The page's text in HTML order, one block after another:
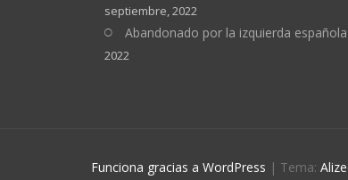
septiembre, 2022
Abandonado por la izquierda española
2022
Funciona gracias a WordPress | Tema: